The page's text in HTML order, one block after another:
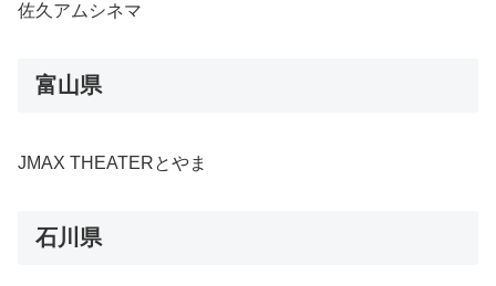
佐久アムシネマ
富山県
JMAX THEATERとやま
石川県